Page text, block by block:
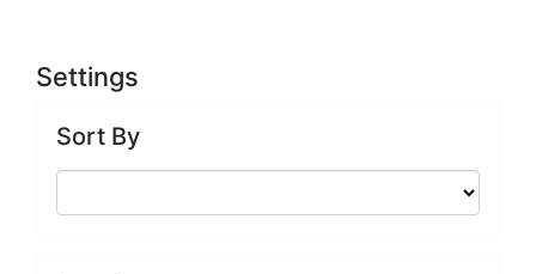
Settings
Sort By